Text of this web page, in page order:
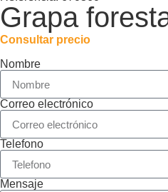
Grapa
Consultar precio
Nombre
Correo electrónico
Telefono
Mensaje